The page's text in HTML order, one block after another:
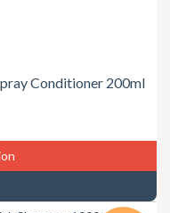
Conditioner 200ml